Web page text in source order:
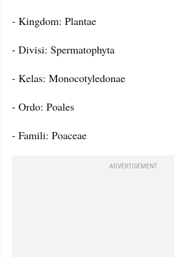
- Kingdom: Plantae
- Divisi: Spermatophyta
- Kelas: Monocotyledonae
- Ordo: Poales
- Famili: Poaceae
ADVERTISEMENT